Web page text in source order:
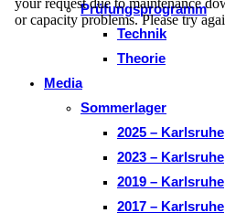
Prüfungsprogramm
Technik
Theorie
Media
Sommerlager
2025 – Karlsruhe
2023 – Karlsruhe
2019 – Karlsruhe
2017 – Karlsruhe